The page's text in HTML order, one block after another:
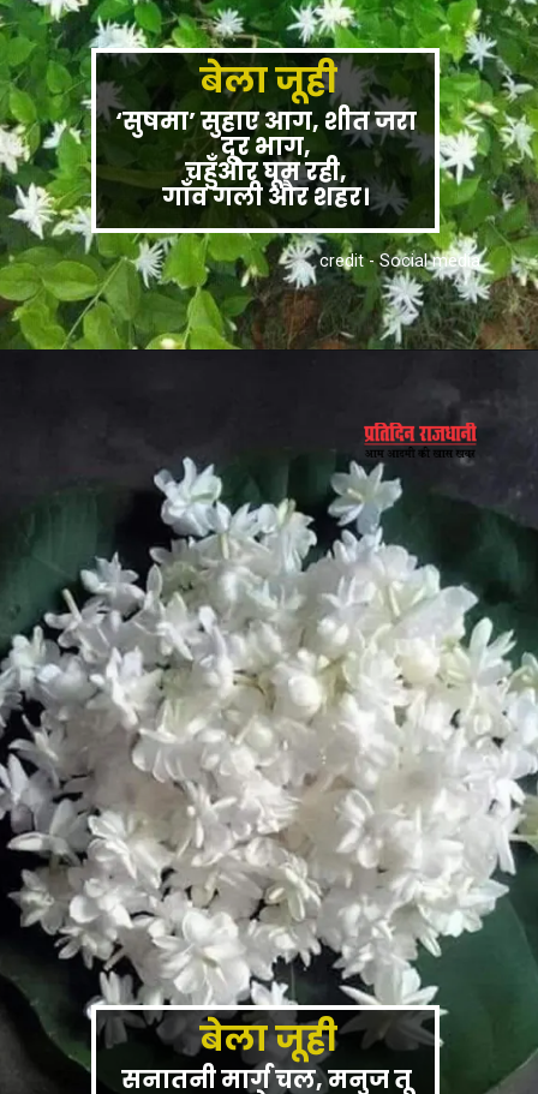
बेला जूही
credit - Social media
‘सुषमा’ सुहाए आग, शीत जरा
दूर भाग,
चहुँओर घूम रही,
गाँव गली और शहर।
बेला जूही
सनातनी मार्ग चल, मनुज तू